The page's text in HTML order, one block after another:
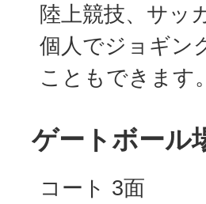
陸上競技、サッ
個人でジョギン
こともできます。
ゲートボール
コート 3面